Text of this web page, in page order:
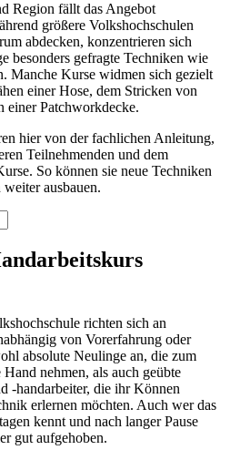
Region fällt das Angebot
größere Volkshochschulen
abdecken, konzentrieren sich
besonders gefragte Techniken wie
Manche Kurse widmen sich gezielt
einer Hose, dem Stricken von
einer Patchworkdecke.
hier von der fachlichen Anleitung,
Teilnehmenden und dem
So können sie neue Techniken
ausbauen.
richten sich an
von Vorerfahrung oder
absolute Neulinge an, die zum
nehmen, als auch geübte
-handarbeiter, die ihr Können
erlernen möchten. Auch wer das
kennt und nach langer Pause
gut aufgehoben.